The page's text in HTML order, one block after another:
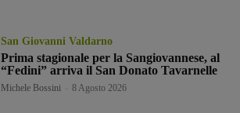
San Giovanni Valdarno
Prima stagionale per la Sangiovannese, al
“Fedini” arriva il San Donato Tavarnelle
Michele Bossini 8 Agosto 2026